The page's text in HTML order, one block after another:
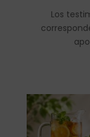
Los